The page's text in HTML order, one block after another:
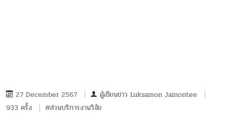
27 December 2567 ผู้เขียนข่าว Luksamon Jainontee
933 ครั้ง
#ส่วนบริการงานวิจัย